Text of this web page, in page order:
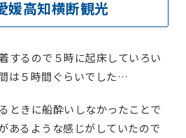
媛高知横断観光
するので５時に起床していろい
は５時間ぐらいでした…
ときに船酔いしなかったことで
あるような感じがしていたので